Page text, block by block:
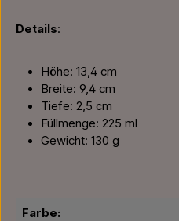
Details:
Höhe: 13,4 cm
Breite: 9,4 cm
Tiefe: 2,5 cm
Füllmenge: 225 ml
Gewicht: 130 g
Farbe: